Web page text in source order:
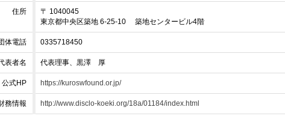
住所
〒 1040045
東京都中央区築地 6-25-10 築地センタービル4階
体電話 0335718450
表者名 代表理事、黒澤 厚
公式HP https://kuroswfound.or.jp/
務情報 http://www.disclo-koeki.org/18a/01184/index.html